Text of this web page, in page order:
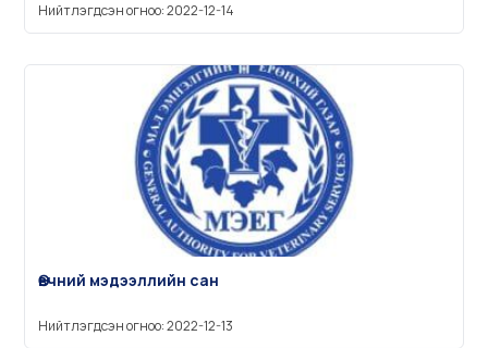
Нийтлэгдсэн огноо: 2022-12-14
Өвчний мэдээллийн сан
Нийтлэгдсэн огноо: 2022-12-13